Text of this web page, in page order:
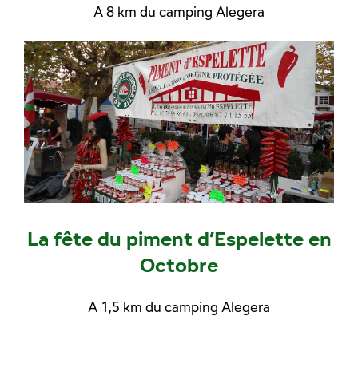
A 8 km du camping Alegera
La fête du piment d’Espelette en
Octobre
A 1,5 km du camping Alegera